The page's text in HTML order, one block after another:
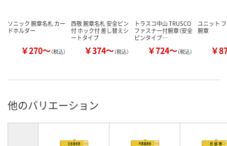
ソニック 腕章名札 カー
ドホルダー
￥270～（税込）
西敬 腕章名札 安全ピン
付 ホック付 差し替えシ
ートタイプ
￥374～（税込）
トラスコ中山 TRUSCO
ファスナー付腕章（安全
ピンタイプ…
￥724～（税込）
ユニット
腕章
￥
他のバリエーション